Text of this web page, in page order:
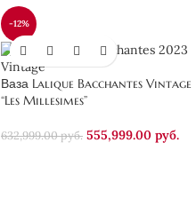
-12%
Ваза Lalique Bacchantes Vintage
“Les Millesimes”
632,999.00руб. 555,999.00 руб.